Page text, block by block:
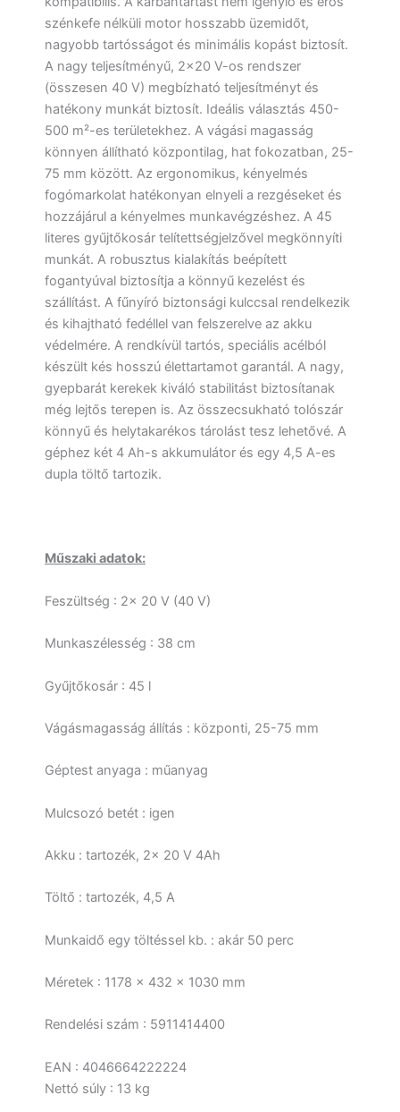
szénkefe nélküli motor hosszabb üzemidőt,
nagyobb tartósságot és minimális kopást biztosít.
A nagy teljesítményű, 2×20 V-os rendszer
(összesen 40 V) megbízható teljesítményt és
hatékony munkát biztosít. Ideális választás 450-
500 m²-es területekhez. A vágási magasság
könnyen állítható központilag, hat fokozatban, 25-
75 mm között. Az ergonomikus, kényelmés
fogómarkolat hatékonyan elnyeli a rezgéseket és
hozzájárul a kényelmes munkavégzéshez. A 45
literes gyűjtőkosár telítettségjelzővel megkönnyíti
munkát. A robusztus kialakítás beépített
fogantyúval biztosítja a könnyű kezelést és
szállítást. A fűnyíró biztonsági kulccsal rendelkezik
és kihajtható fedéllel van felszerelve az akku
védelmére. A rendkívül tartós, speciális acélból
készült kés hosszú élettartamot garantál. A nagy,
gyepbarát kerekek kiváló stabilitást biztosítanak
még lejtős terepen is. Az összecsukható tolószár
könnyű és helytakarékos tárolást tesz lehetővé. A
géphez két 4 Ah-s akkumulátor és egy 4,5 A-es
dupla töltő tartozik.
Műszaki adatok:
Feszültség : 2x 20 V (40 V)
Munkaszélesség : 38 cm
Gyűjtőkosár : 45 l
Vágásmagasság állítás : központi, 25-75 mm
Géptest anyaga : műanyag
Mulcsozó betét : igen
Akku : tartozék, 2x 20 V 4Ah
Töltő : tartozék, 4,5 A
Munkaidő egy töltéssel kb. : akár 50 perc
Méretek : 1178 x 432 x 1030 mm
Rendelési szám : 5911414400
EAN : 4046664222224
Nettó súly : 13 kg